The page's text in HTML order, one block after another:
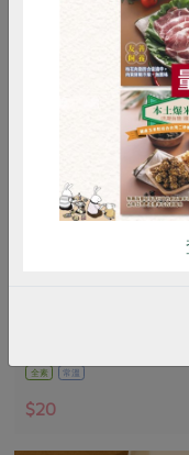
全素 常溫
$20
雞蛋